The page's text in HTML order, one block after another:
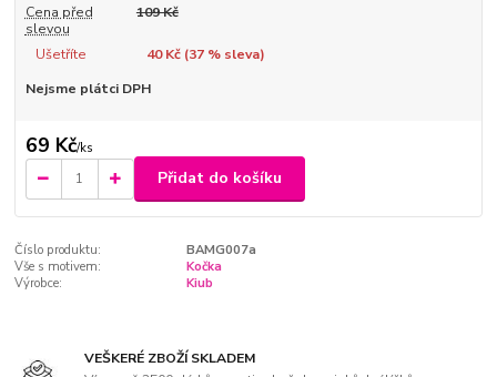
Cena před
slevou
109 Kč
Ušetříte 40 Kč (37% sleva)
Nejsme plátci DPH
69 Kč/ks
Přidat do košíku
Číslo produktu:
BAMG007a
Vše s motivem:
Kočka
Výrobce:
Kiub
VEŠKERÉ ZBOŽÍ SKLADEM